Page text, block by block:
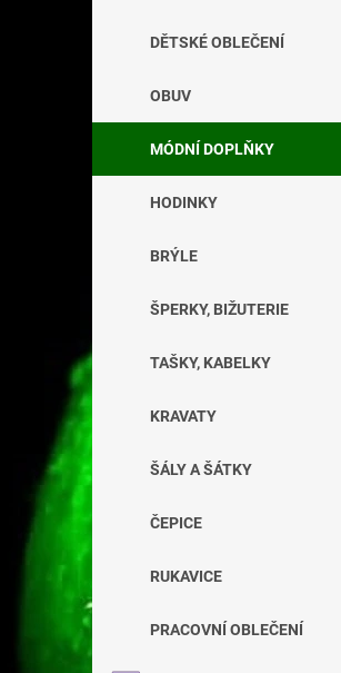
DĚTSKÉ OBLEČENÍ
OBUV
MÓDNÍ DOPLŇKY
HODINKY
BRÝLE
ŠPERKY, BIŽUTERIE
TAŠKY, KABELKY
KRAVATY
ŠÁLY A ŠÁTKY
ČEPICE
RUKAVICE
PRACOVNÍ OBLEČENÍ